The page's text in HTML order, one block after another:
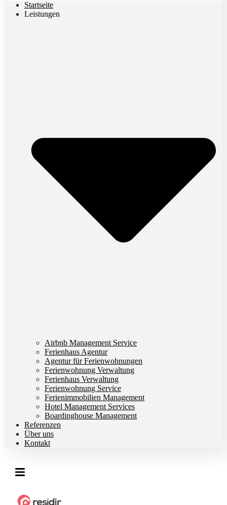
Startseite
Leistungen
Airbnb Management Service
Ferienhaus Agentur
Agentur für Ferienwohnungen
Ferienwohnung Verwaltung
Ferienhaus Verwaltung
Ferienwohnung Service
Ferienimmobilien Management
Hotel Management Services
Boardinghouse Management
Referenzen
Über uns
Kontakt